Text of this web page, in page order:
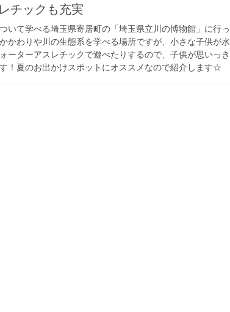
チックも充実
いて学べる埼玉県寄居町の「埼玉県立川の博物館」に行っ
かわりや川の生態系を学べる場所ですが、小さな子供が水
ーターアスレチックで遊べたりするので、子供が思いっき
！夏のお出かけスポットにオススメなので紹介します☆